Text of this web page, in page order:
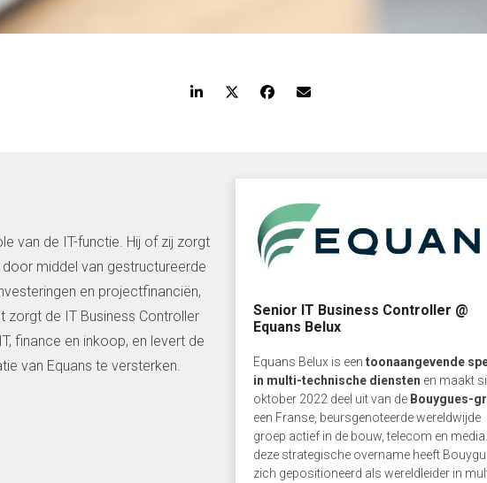
van de IT-functie. Hij of zij zorgt
middel van gestructureerde
en projectfinanciën,
zorgt de IT Business Controller
finance en inkoop, en levert de
van Equans te versterken.
Senior IT Business Controller @
Equans Belux
Equans Belux is eentoonaangevende
in multi-technische diensten en maakt
oktober 2022 deel uit van de Bouygues-
een Franse, beursgenoteerde wereldwijde
groep actief in de bouw, telecom en
deze strategische overname heeft
zich gepositioneerd als wereldleider in